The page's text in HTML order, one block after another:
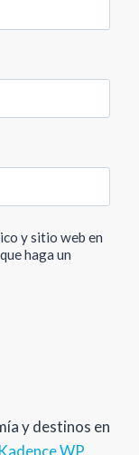
y sitio web en
haga un
y destinos en
Kadence WP